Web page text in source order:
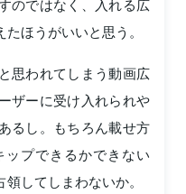
のではなく、入れる広
ほうがいいと思う。
思われてしまう動画広
ザーに受け入れられや
るし。もちろん載せ方
プできるかできない
してしまわないか。